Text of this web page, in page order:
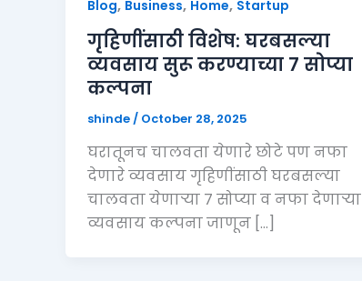
Blog, Business, Home, Startup
गृहिणींसाठी विशेष: घरबसल्या
व्यवसाय सुरू करण्याच्या ७ सोप्या
कल्पना
shinde/ October 28, 2025
घरातूनच चालवता येणारे छोटे पण नफा
देणारे व्यवसाय गृहिणींसाठी घरबसल्या
चालवता येणाऱ्या ७ सोप्या व नफा देणाऱ्या
व्यवसाय कल्पना जाणून […]